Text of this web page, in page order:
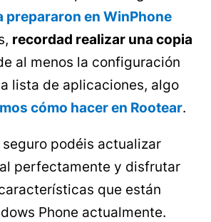
prepararon en WinPhone
recordad realizar una copia
al menos la configuración
lista de aplicaciones, algo
cómo hacer en Rootear.
podéis actualizar
perfectamente y disfrutar
que están
Phone actualmente.